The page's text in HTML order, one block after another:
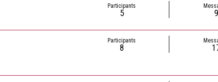
Participants
5 9
Participants
8